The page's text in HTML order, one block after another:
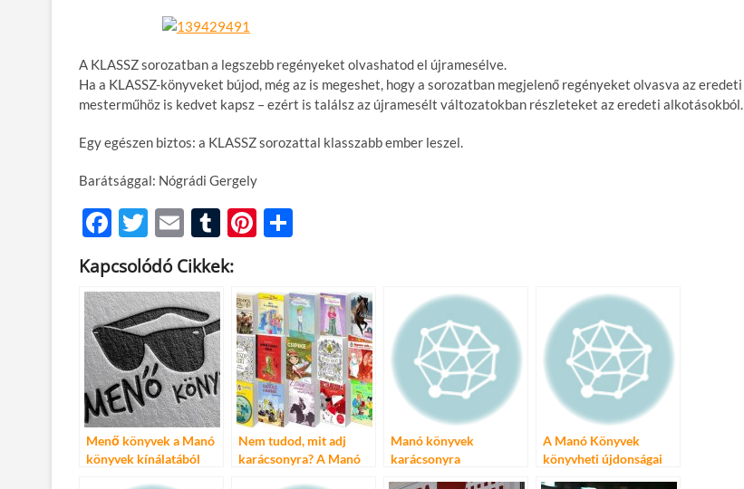
A KLASSZ sorozatban a legszebb regényeket olvashatod el újramesélve.
Ha a KLASSZ-könyveket bújod, még az is megeshet, hogy a sorozatban megjelenő regényeket olvasva az eredeti
mesterműhöz is kedvet kapsz – ezért is találsz az újramesélt változatokban részleteket az eredeti alkotásokból.
Egy egészen biztos: a KLASSZ sorozattal klasszabb ember leszel.
Barátsággal: Nógrádi Gergely
F
ac
e
b
o
o
k
T
w
itt
er
E
m
ail
T
u
m
bl
Pi
es
t
m
e
g
Kapcsolódó Cikkek:
Menő könyvek a Manó
könyvek kínálatából
Nem tudod, mit adj
karácsonyra? A Manó
Manó könyvek
karácsonyra
A Manó Könyvek
könyvheti újdonságai